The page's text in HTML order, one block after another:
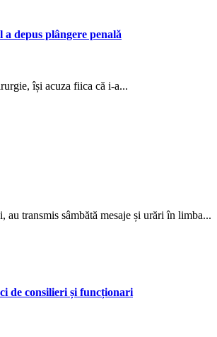
depus plângere penală
își acuza fiica că i-a...
transmis sâmbătă mesaje și urări în limba...
de consilieri și funcționari